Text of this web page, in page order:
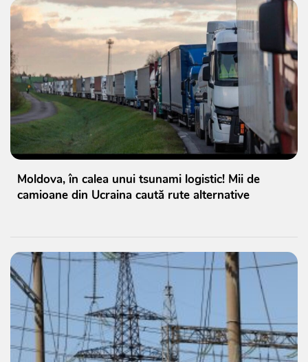
Moldova, în calea unui tsunami logistic! Mii de
camioane din Ucraina caută rute alternative